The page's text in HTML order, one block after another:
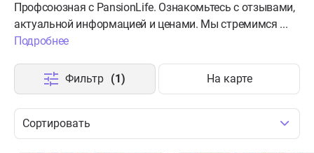
Профсоюзная с PansionLife. Ознакомьтесь с отзывами,
актуальной информацией и ценами. Мы стремимся ...
Подробнее
Сортировать
Фильтр (1) На карте